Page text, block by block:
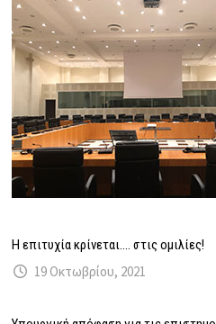
Η επιτυχία κρίνεται…. στις ομιλίες!
19 Οκτωβρίου, 2021